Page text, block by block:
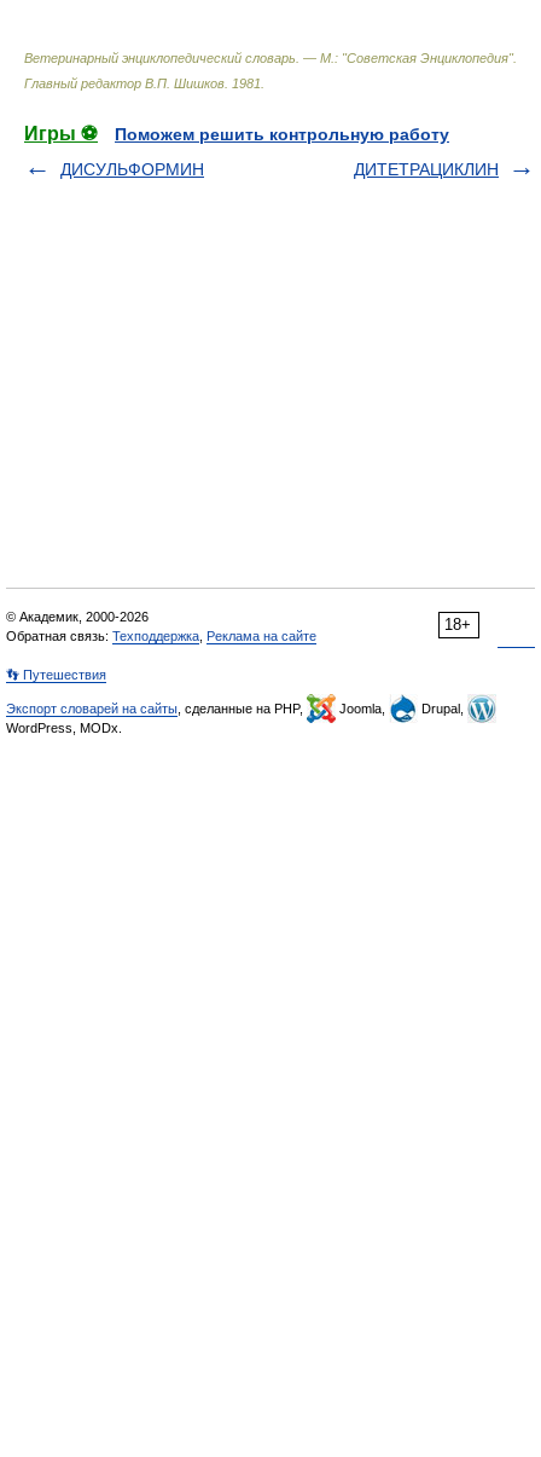
Ветеринарный энциклопедический словарь. — М.: "Советская Энциклопедия".
Главный редактор В.П. Шишков 1981
Игры ⚽
Поможем решить контрольную работу
ДИСУЛЬФОРМИН
ДИТЕТРАЦИКЛИН
18+
© Академик, 2000-2026
Обратная связь: Техподдержка Реклама на сайте
👣 Путешествия
Экспорт словарей на сайты , сделанные на PHP, Joomla,
Drupal,
WordPress, MODx.